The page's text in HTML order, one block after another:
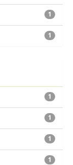
1
1
1
1
1
1